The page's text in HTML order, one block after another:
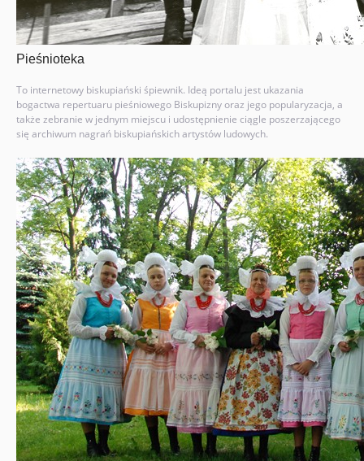
Pieśnioteka
To internetowy biskupiański śpiewnik. Ideą portalu jest ukazania
bogactwa repertuaru pieśniowego Biskupizny oraz jego popularyzacja, a
także zebranie w jednym miejscu i udostępnienie ciągle poszerzającego
się archiwum nagrań biskupiańskich artystów ludowych.